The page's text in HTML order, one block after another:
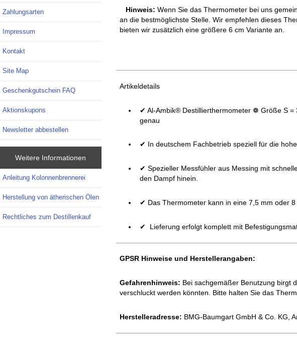
Zahlungsarten
Impressum
Kontakt
Site Map
Geschenkgutschein FAQ
Aktionskupons
Newsletter abbestellen
Weitere Informationen
Anleitung Kolonnenbrennerei
Herstellung von ätherischen Ölen
Rechtliches zum Destillenkauf
Hinweis: Wenn Sie das Thermometer bei uns
an die bestmöglichste Stelle. Wir empfehlen dieses
bieten wir zusätzlich eine größere 6 cm Variante an.
Artikeldetails
✔ Al-Ambik® Destillierthermometer ❁ Größe S
genau
✔ In deutschem Fachbetrieb speziell für die
✔ Spezieller Messfühler aus Messing mit
den Dampf hinein.
✔ Das Thermometer kann in eine 7,5 mm oder
✔ Lieferung erfolgt komplett mit
GPSR Hinweise und Herstellerangaben:
Gefahrenhinweis: Bei sachgemäßer Benutzung birgt
verschluckt werden könnten. Bitte halten Sie das
Herstelleradresse: BMG-Baumgart GmbH & Co. KG,